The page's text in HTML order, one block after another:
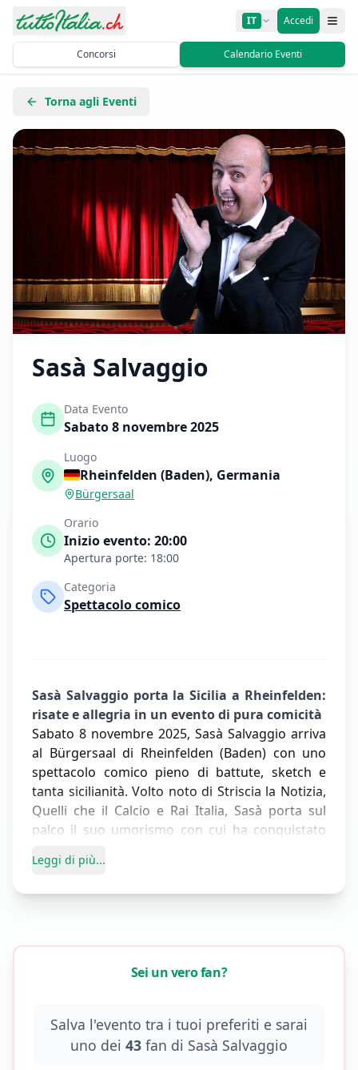
IT Accedi
Concorsi Calendario Eventi
Torna agli Eventi
Sasà Salvaggio
Data Evento
Sabato 8 novembre 2025
Luogo
Rheinfelden (Baden), Germania
Bürgersaal
Orario
Inizio evento: 20:00
Apertura porte: 18:00
Categoria
Spettacolo comico
Sasà Salvaggio porta la Sicilia a Rheinfelden:
risate e allegria in un evento di pura comicità
Sabato 8 novembre 2025, Sasà Salvaggio arriva
al Bürgersaal di Rheinfelden (Baden) con uno
spettacolo comico pieno di battute, sketch e
tanta sicilianità. Volto noto di Striscia la Notizia,
Quelli che il Calcio e Rai Italia, Sasà porta sul
palco il suo umorismo con cui ha conquistato
2025alBürgersaal di Rheinfelden (Baden)per
uno spettacolo unico, capace di far ridere e
Volto noto di programmi storici come Striscia la
Notizia,Quelli che il Calcio,Rai Italia
Leggi di più...
Sei un vero fan?
Salva l'evento tra i tuoi preferiti e sarai
uno dei 43 fan di Sasà Salvaggio